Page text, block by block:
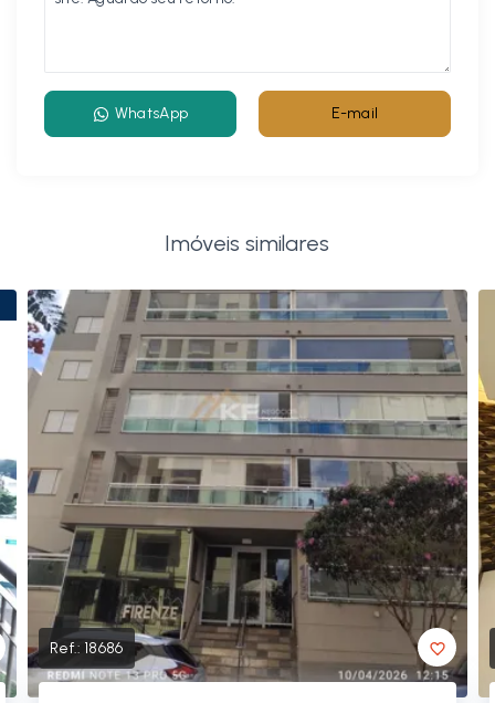
WhatsApp E-mail
Imóveis similares
Ref.: 18686